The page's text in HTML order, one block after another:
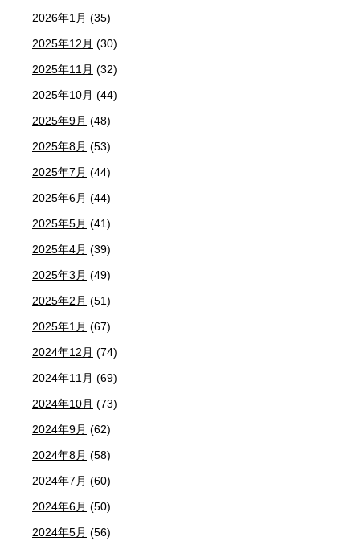
2026年1月 (35)
2025年12月 (30)
2025年11月 (32)
2025年10月 (44)
2025年9月 (48)
2025年8月 (53)
2025年7月 (44)
2025年6月 (44)
2025年5月 (41)
2025年4月 (39)
2025年3月 (49)
2025年2月 (51)
2025年1月 (67)
2024年12月 (74)
2024年11月 (69)
2024年10月 (73)
2024年9月 (62)
2024年8月 (58)
2024年7月 (60)
2024年6月 (50)
2024年5月 (56)